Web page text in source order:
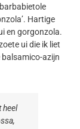
Hartige
en gorgonzola.
ui die ik liet
balsamico-azijn
heel